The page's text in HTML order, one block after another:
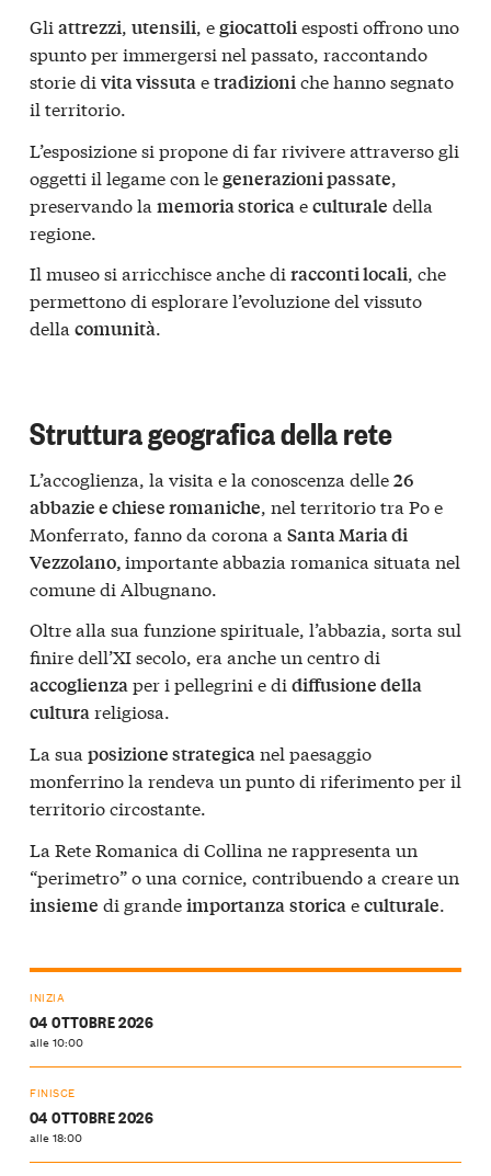
Gli attrezzi, utensili, egiocattoliesposti offrono uno
spunto per immergersi nel passato, raccontando
storie di vita vissutaetradizioniche hanno segnato
il territorio.
L’esposizione si propone di far rivivere attraverso gli
oggetti il legame con legenerazioni passate
preservando la memoria storica eculturale della
regione.
Il museo si arricchisce anche di racconti locali, che
permettono di esplorare l’evoluzione del vissuto
della comunità.
Struttura geografica della rete
L’accoglienza, la visita e la conoscenza delle26
abbazie e chiese romaniche, nel territorio tra Po e
Monferrato, fanno da corona a Santa Maria di
Vezzolano,importante abbazia romanica situata nel
comune di Albugnano.
Oltre alla sua funzione spirituale, l’abbazia, sorta sul
finire dell’XI secolo, era anche un centro di
accoglienzaper i pellegrini e di diffusione della
culturareligiosa.
La sua posizione strategicanel paesaggio
monferrino la rendeva un punto di riferimento per il
territorio circostante.
La Rete Romanica di Collina ne rappresenta un
“perimetro” o una cornice, contribuendo a creare un
insieme di grandeimportanzastoricaeculturale.
INIZIA
04 OTTOBRE 2026
alle 10:00
FINISCE
04 OTTOBRE 2026
alle 18:00